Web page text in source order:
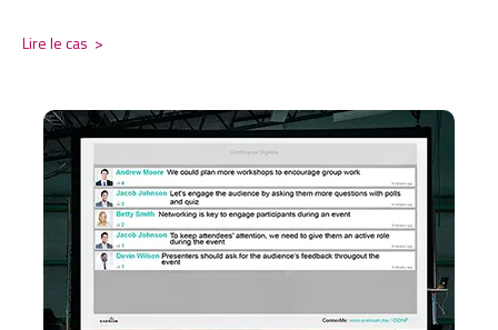
Lire le cas >